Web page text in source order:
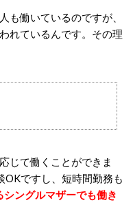
も働いているのですが、
れているんです。その理
じて働くことができま
ですし、短時間勤務も
ングルマザーでも働き